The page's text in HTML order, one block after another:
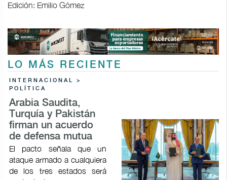
Edición: Emilio Gómez
LO MÁS RECIENTE
INTERNACIONAL >
POLÍTICA
Arabia Saudita,
Turquía y Pakistán
firman un acuerdo
de defensa mutua
El pacto señala que un
ataque armado a cualquiera
de los tres estados será